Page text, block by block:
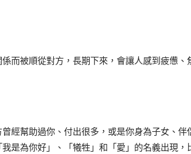
而被順從對方，長期下來，會讓人感到疲憊
經幫助過你、付出很多，或是你身為子女、
是為你好」、「犧牲」和「愛」的名義出現，